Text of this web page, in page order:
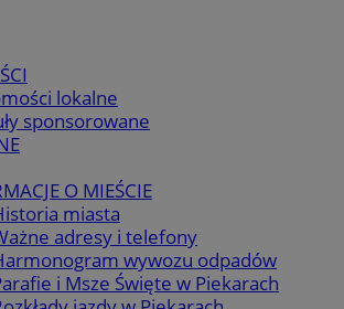
lokalne
sponsorowane
O MIEŚCIE
miasta
adresy i telefony
wywozu odpadów
i Msze Święte w Piekarach